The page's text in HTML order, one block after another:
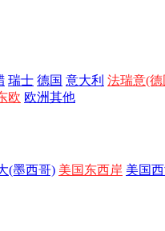
瑞士 德国 意大利 法瑞意(德
欧 欧洲其他
(墨西哥) 美国东西岸 美国